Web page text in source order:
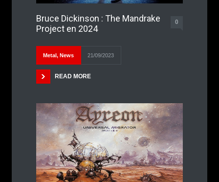
Bruce Dickinson : The Mandrake
Project en 2024
0
Metal, News 21/09/2023
READ MORE